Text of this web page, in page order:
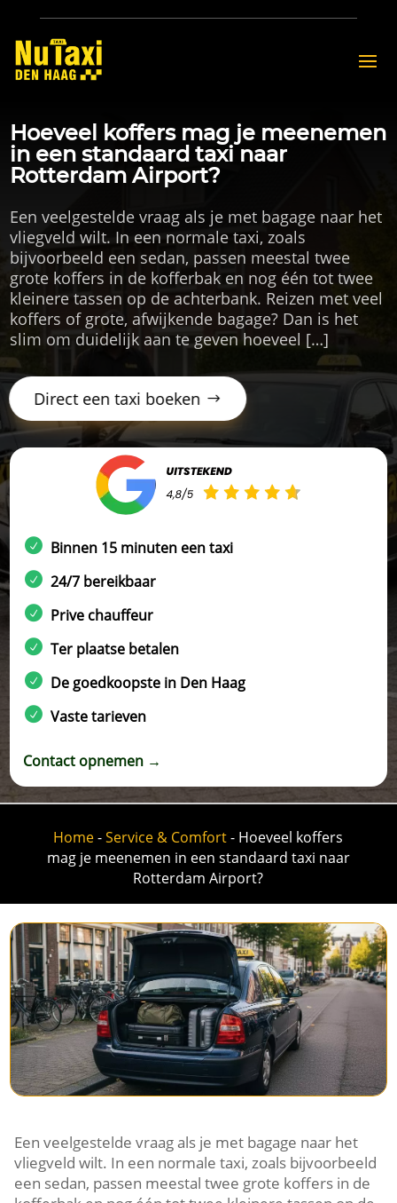
Hoeveel koffers mag je meenemen
in een standaard taxi naar
Rotterdam Airport?
Een veelgestelde vraag als je met bagage naar het
vliegveld wilt. In een normale taxi, zoals
bijvoorbeeld een sedan, passen meestal twee
grote koffers in de kofferbak en nog één tot twee
kleinere tassen op de achterbank. Reizen met veel
koffers of grote, afwijkende bagage? Dan is het
slim om duidelijk aan te geven hoeveel […]
Direct een taxi boeken
Binnen 15 minuten een taxi
24/7 bereikbaar
Prive chauffeur
Ter plaatse betalen
De goedkoopste in Den Haag
Vaste tarieven
Contact opnemen →
Home-Service & Comfort- Hoeveel koffers
mag je meenemen in een standaard taxi naar
Rotterdam Airport?
Een veelgestelde vraag als je met bagage naar het
vliegveld wilt. In een normale taxi, zoals bijvoorbeeld
een sedan, passen meestal twee grote koffers in de